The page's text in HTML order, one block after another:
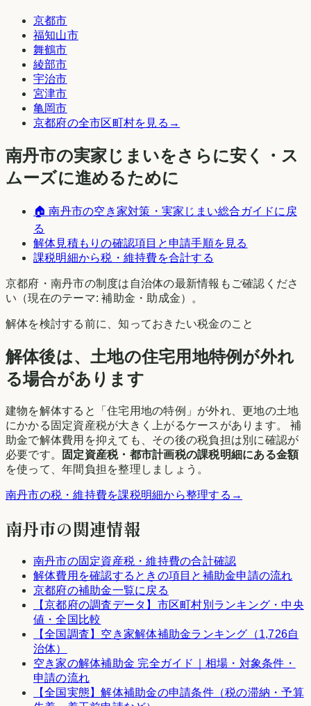
京都市
福知山市
舞鶴市
綾部市
宇治市
宮津市
亀岡市
京都府の全市区町村を見る →
南丹市の実家じまいをさらに安く・ス
ムーズに進めるために
🏠南丹市の空き家対策・実家じまい総合ガイドに戻
る
解体見積もりの確認項目と申請手順を見る
課税明細から税・維持費を合計する
京都府 ・ 南丹市の制度は自治体の最新情報もご確認くださ
い（現在のテーマ:補助金・助成金）。
解体を検討する前に、知っておきたい税金のこと
解体後は、土地の住宅用地特例が外れ
る場合があります
建物を解体すると「住宅用地の特例」が外れ、更地の土地
にかかる固定資産税が大きく上がるケースがあります。 補
助金で解体費用を抑えても、その後の税負担は別に確認が
必要です。
固定資産税・都市計画税の課税明細にある金額
を使って、年間負担を整理しましょう。
南丹市の税・維持費を課税明細から整理する →
南丹市の関連情報
南丹市の固定資産税・維持費の合計確認
解体費用を確認するときの項目と補助金申請の流れ
京都府の補助金一覧に戻る
【京都府の調査データ】市区町村別ランキング・中央
値・全国比較
【全国調査】空き家解体補助金ランキング（1,726自
治体）
空き家の解体補助金 完全ガイド｜相場・対象条件・
申請の流れ
【全国実態】解体補助金の申請条件（税の滞納・予算